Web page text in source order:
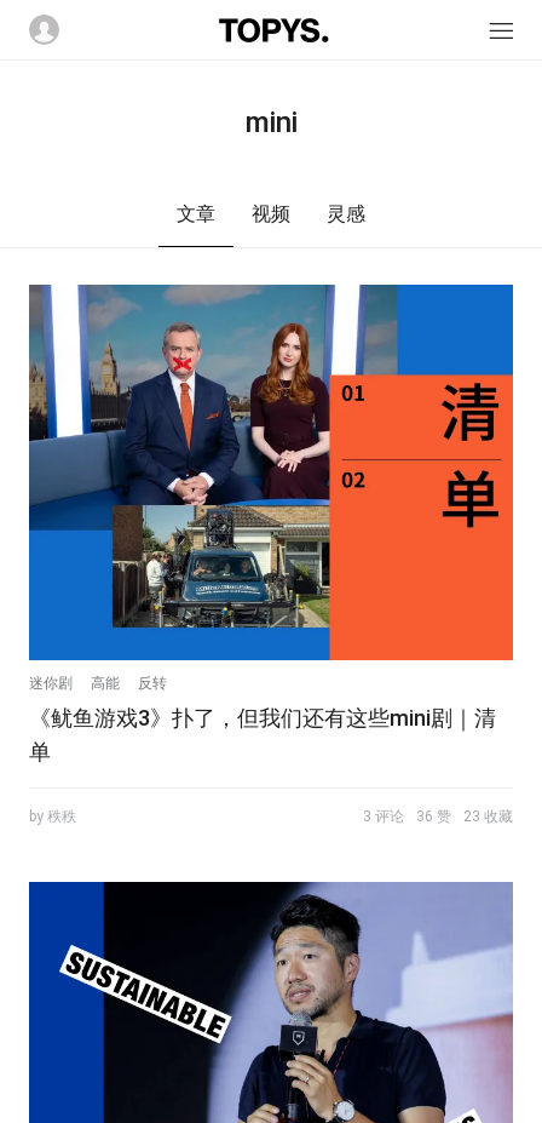
mini
文章 视频 灵感
迷你剧 高能 反转
《鱿鱼游戏3》扑了，但我们还有这些mini剧｜清
单
by 秩秩 3 评论 36 赞 23 收藏